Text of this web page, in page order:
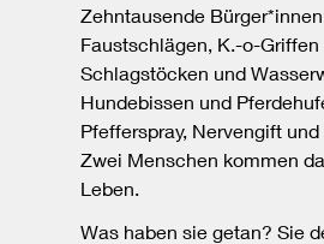
Zehntausende
Faustschlägen, K.-o-Griffen
Schlagstöcken und
Hundebissen und
Pfefferspray, Nervengift
Zwei Menschen kommen
Leben.
Was haben sie getan? Sie